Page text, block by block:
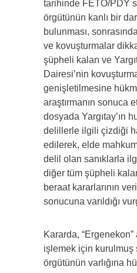
tarihinde FETÖ/PDY
örgütünün kanlı bir
bulunması,
ve kovuşturmalar
şüpheli kalan ve
Dairesi’nin
genişletilmesine
araştırmanın sonuca
dosyada Yargıtay’ın
delillerle ilgili çizdiği
edilerek, elde
delil olan sanıklarla
diğer tüm şüpheli
beraat kararlarının
sonucuna varıldığı
Kararda, “Ergenekon”
işlemek için kurulmuş
örgütünün varlığına